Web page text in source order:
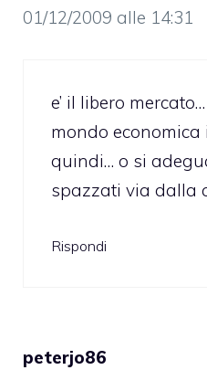
01/12/2009 alle 14:31
e’ il libero
mondo
quindi… o si
spazzati via dalla
Rispondi
peterjo86